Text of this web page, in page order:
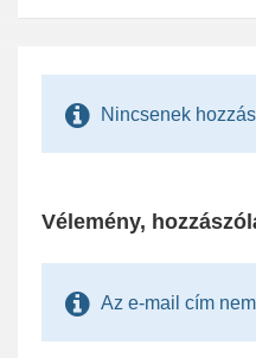
Nincsenek
Vélemény,
Az e-mail cím